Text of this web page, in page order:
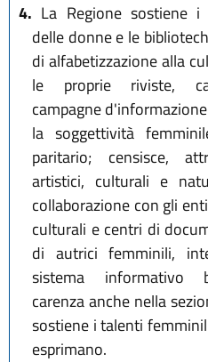
4. La Regione sostiene
delle donne e le
di alfabetizzazione alla
le proprie riviste,
campagne
la soggettività
paritario; censisce,
artistici, culturali e
collaborazione con gli
culturali e centri di
di autrici femminili,
sistema informativo
carenza anche nella
sostiene i talenti
esprimano.